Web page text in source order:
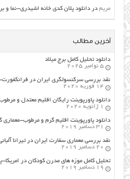
مریم دردانلود پلان کدی خانه اشیدری-نما و
آخرین مطالب
دانلود تحلیل کامل برج میلاد
5 نوامبر 2025
نقد بررسی سرکنسولگری ایران در
14 فوریه 2020
دانلود پاورپوینت رایگان اقلیم معتدل و
1 ژانویه 2020
دانلود پاورپوینت اقلیم گرم و مرطوب-
31 دسامبر 2019
نقد بررسی معماری سفارت ایران در تیرانا
20 دسامبر 2019
تحلیل کامل موزه های مدرن کودکان در امریکا-
19 دسامبر 2019